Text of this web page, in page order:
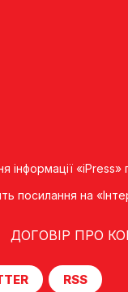
«iPress»
посилання на
ДОГОВІР ПРО
RSS